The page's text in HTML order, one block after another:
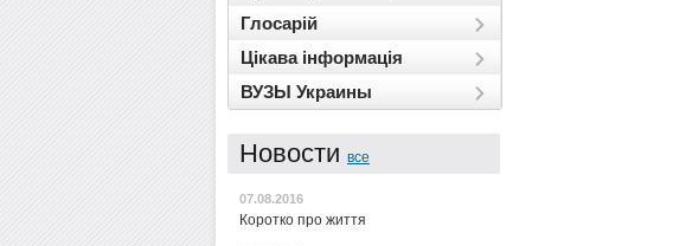
Глосарій
Цікава інформація
ВУЗЫ Украины
Новости все
07.08.2016
Коротко про життя